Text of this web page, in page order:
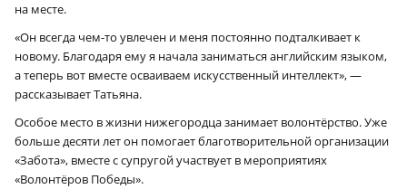
на месте.
«Он всегда чем-то увлечен и меня постоянно подталкивает к
новому. Благодаря ему я начала заниматься английским языком,
а теперь вот вместе осваиваем искусственный интеллект», —
рассказывает Татьяна.
Особое место в жизни нижегородца занимает волонтёрство. Уже
больше десяти лет он помогает благотворительной организации
«Забота», вместе с супругой участвует в мероприятиях
«Волонтёров Победы».